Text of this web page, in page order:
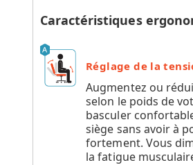
Caractéristiques
Réglage de la
Augmentez ou
selon le poids de
basculer
siège sans avoir à
fortement. Vous
la fatigue